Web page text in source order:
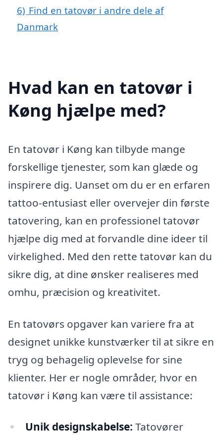
6) Find en tatovør i andre dele af
Danmark
Hvad kan en tatovør i
Køng hjælpe med?
En tatovør i Køng kan tilbyde mange
forskellige tjenester, som kan glæde og
inspirere dig. Uanset om du er en erfaren
tattoo-entusiast eller overvejer din første
tatovering, kan en professionel tatovør
hjælpe dig med at forvandle dine ideer til
virkelighed. Med den rette tatovør kan du
sikre dig, at dine ønsker realiseres med
omhu, præcision og kreativitet.
En tatovørs opgaver kan variere fra at
designet unikke kunstværker til at sikre en
tryg og behagelig oplevelse for sine
klienter. Her er nogle områder, hvor en
tatovør i Køng kan være til assistance:
Unik designskabelse: Tatovører